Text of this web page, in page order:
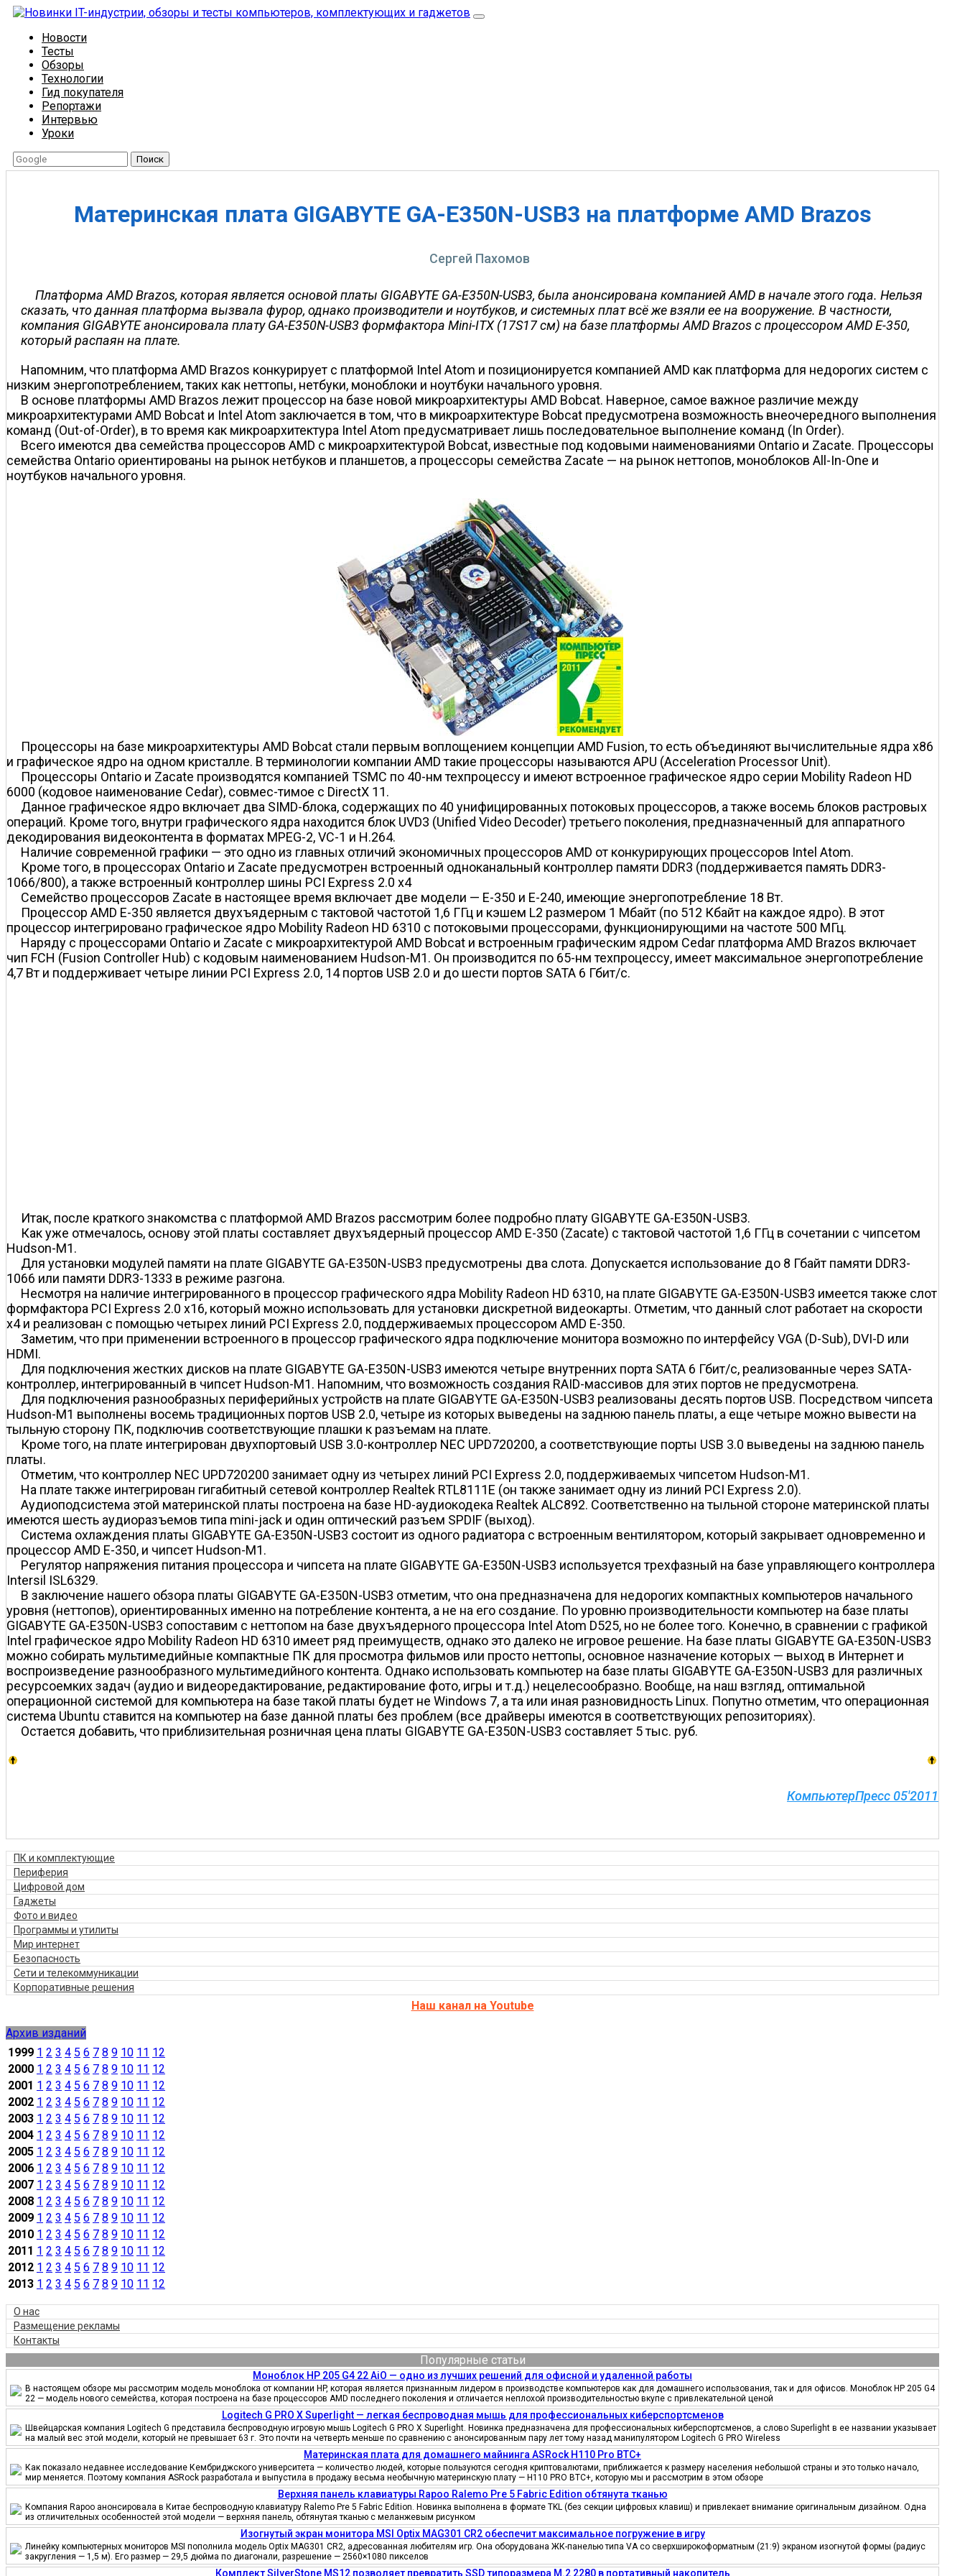
Новости
Тесты
Обзоры
Технологии
Гид покупателя
Репортажи
Интервью
Уроки
Поиск
Материнская плата GIGABYTE GA-E350N-USB3 на платформе AMD Brazos
Сергей Пахомов
Платформа AMD Brazos, которая является основой платы GIGABYTE GA-E350N-USB3, была анонсирована компанией AMD в начале этого года. Нельзя
сказать, что данная платформа вызвала фурор, однако производители и ноутбуков, и системных плат всё же взяли ее на вооружение. В частности,
компания GIGABYTE анонсировала плату GA-E350N-USB3 формфактора Mini-ITX (17Ѕ17 см) на базе платформы AMD Brazos с процессором AMD E-350,
который распаян на плате.
Напомним, что платформа AMD Brazos конкурирует с платформой Intel Atom и позиционируется компанией AMD как платформа для недорогих систем с
низким энергопотреблением, таких как неттопы, нетбуки, моноблоки и ноутбуки начального уровня.
В основе платформы AMD Brazos лежит процессор на базе новой микроархитектуры AMD Bobcat. Наверное, самое важное различие между
микроархитектурами AMD Bobcat и Intel Atom заключается в том, что в микроархитектуре Bobcat предусмотрена возможность внеочередного выполнения
команд (Out-of-Order), в то время как микроархитектура Intel Atom предусматривает лишь последовательное выполнение команд (In Order).
Всего имеются два семейства процессоров AMD с микроархитектурой Bobcat, известные под кодовыми наименованиями Ontario и Zacate. Процессоры
семейства Ontario ориентированы на рынок нетбуков и планшетов, а процессоры семейства Zacate — на рынок неттопов, моноблоков All-In-One и
ноутбуков начального уровня.
Процессоры на базе микроархитектуры AMD Bobcat стали первым воплощением концепции AMD Fusion, то есть объединяют вычислительные ядра x86
и графическое ядро на одном кристалле. В терминологии компании AMD такие процессоры называются APU (Acceleration Processor Unit).
Процессоры Ontario и Zacate производятся компанией TSMC по 40-нм техпроцессу и имеют встроенное графическое ядро серии Mobility Radeon HD
6000 (кодовое наименование Cedar), совмес-тимое с DirectX 11.
Данное графическое ядро включает два SIMD-блока, содержащих по 40 унифицированных потоковых процессоров, а также восемь блоков растровых
операций. Кроме того, внутри графического ядра находится блок UVD3 (Unified Video Decoder) третьего поколения, предназначенный для аппаратного
декодирования видеоконтента в форматах MPEG-2, VC-1 и H.264.
Наличие современной графики — это одно из главных отличий экономичных процессоров AMD от конкурирующих процессоров Intel Atom.
Кроме того, в процессорах Ontario и Zacate предусмотрен встроенный одноканальный контроллер памяти DDR3 (поддерживается память DDR3-
1066/800), а также встроенный контроллер шины PCI Express 2.0 x4
Семейство процессоров Zacate в настоящее время включает две модели — E-350 и E-240, имеющие энергопотребление 18 Вт.
Процессор AMD E-350 является двухъядерным с тактовой частотой 1,6 ГГц и кэшем L2 размером 1 Мбайт (по 512 Кбайт на каждое ядро). В этот
процессор интегрировано графическое ядро Mobility Radeon HD 6310 c потоковыми процессорами, функционирующими на частоте 500 МГц.
Наряду с процессорами Ontario и Zacate с микроархитектурой AMD Bobcat и встроенным графическим ядром Cedar платформа AMD Brazos включает
чип FCH (Fusion Controller Hub) с кодовым наименованием Hudson-M1. Он производится по 65-нм техпроцессу, имеет максимальное энергопотребление
4,7 Вт и поддерживает четыре линии PCI Express 2.0, 14 портов USB 2.0 и до шести портов SATA 6 Гбит/с.
Итак, после краткого знакомства с платформой AMD Brazos рассмотрим более подробно плату GIGABYTE GA-E350N-USB3.
Как уже отмечалось, основу этой платы составляет двухъядерный процессор AMD E-350 (Zacate) c тактовой частотой 1,6 ГГц в сочетании с чипсетом
Hudson-M1.
Для установки модулей памяти на плате GIGABYTE GA-E350N-USB3 предусмотрены два слота. Допускается использование до 8 Гбайт памяти DDR3-
1066 или памяти DDR3-1333 в режиме разгона.
Несмотря на наличие интегрированного в процессор графического ядра Mobility Radeon HD 6310, на плате GIGABYTE GA-E350N-USB3 имеется также слот
формфактора PCI Express 2.0 x16, который можно использовать для установки дискретной видеокарты. Отметим, что данный слот работает на скорости
x4 и реализован с помощью четырех линий PCI Express 2.0, поддерживаемых процессором AMD E-350.
Заметим, что при применении встроенного в процессор графического ядра подключение монитора возможно по интерфейсу VGA (D-Sub), DVI-D или
HDMI.
Для подключения жестких дисков на плате GIGABYTE GA-E350N-USB3 имеются четыре внутренних порта SATA 6 Гбит/с, реализованные через SATA-
контроллер, интегрированный в чипсет Hudson-M1. Напомним, что возможность создания RAID-массивов для этих портов не предусмотрена.
Для подключения разнообразных периферийных устройств на плате GIGABYTE GA-E350N-USB3 реализованы десять портов USB. Посредством чипсета
Hudson-M1 выполнены восемь традиционных портов USB 2.0, четыре из которых выведены на заднюю панель платы, а еще четыре можно вывести на
тыльную сторону ПК, подключив соответствующие плашки к разъемам на плате.
Кроме того, на плате интегрирован двухпортовый USB 3.0-контроллер NEC UPD720200, а соответствующие порты USB 3.0 выведены на заднюю панель
платы.
Отметим, что контроллер NEC UPD720200 занимает одну из четырех линий PCI Express 2.0, поддерживаемых чипсетом Hudson-M1.
На плате также интегрирован гигабитный сетевой контроллер Realtek RTL8111E (он также занимает одну из линий PCI Express 2.0).
Аудиоподсистема этой материнской платы построена на базе HD-аудиокодека Realtek ALC892. Соответственно на тыльной стороне материнской платы
имеются шесть аудиоразъемов типа mini-jack и один оптический разъем SPDIF (выход).
Система охлаждения платы GIGABYTE GA-E350N-USB3 состоит из одного радиатора с встроенным вентилятором, который закрывает одновременно и
процессор AMD E-350, и чипсет Hudson-M1.
Регулятор напряжения питания процессора и чипсета на плате GIGABYTE GA-E350N-USB3 используется трехфазный на базе управляющего контроллера
Intersil ISL6329.
В заключение нашего обзора платы GIGABYTE GA-E350N-USB3 отметим, что она предназначена для недорогих компактных компьютеров начального
уровня (неттопов), ориентированных именно на потребление контента, а не на его создание. По уровню производительности компьютер на базе платы
GIGABYTE GA-E350N-USB3 сопоставим с неттопом на базе двухъядерного процессора Intel Atom D525, но не более того. Конечно, в сравнении с графикой
Intel графическое ядро Mobility Radeon HD 6310 имеет ряд преимуществ, однако это далеко не игровое решение. На базе платы GIGABYTE GA-E350N-USB3
можно собирать мультимедийные компактные ПК для просмотра фильмов или просто неттопы, основное назначение которых — выход в Интернет и
воспроизведение разнообразного мультимедийного контента. Однако использовать компьютер на базе платы GIGABYTE GA-E350N-USB3 для различных
ресурсоемких задач (аудио­ и видеоредактирование, редактирование фото, игры и т.д.) нецелесообразно. Вообще, на наш взгляд, оптимальной
операционной системой для компьютера на базе такой платы будет не Windows 7, а та или иная разновидность Linux. Попутно отметим, что операционная
система Ubuntu ставится на компьютер на базе данной платы без проблем (все драйверы имеются в соответствующих репозиториях).
Остается добавить, что приблизительная розничная цена платы GIGABYTE GA-E350N-USB3 составляет 5 тыс. руб.
КомпьютерПресс 05'2011
ПК и комплектующие
Периферия
Цифровой дом
Гаджеты
Фото и видео
Программы и утилиты
Мир интернет
Безопасность
Сети и телекоммуникации
Корпоративные решения
Наш канал на Youtube
Архив изданий
1999 1 2 3 4 5 6 7 8 9 10 11 12
2000 1 2 3 4 5 6 7 8 9 10 11 12
2001 1 2 3 4 5 6 7 8 9 10 11 12
2002 1 2 3 4 5 6 7 8 9 10 11 12
2003 1 2 3 4 5 6 7 8 9 10 11 12
2004 1 2 3 4 5 6 7 8 9 10 11 12
2005 1 2 3 4 5 6 7 8 9 10 11 12
2006 1 2 3 4 5 6 7 8 9 10 11 12
2007 1 2 3 4 5 6 7 8 9 10 11 12
2008 1 2 3 4 5 6 7 8 9 10 11 12
2009 1 2 3 4 5 6 7 8 9 10 11 12
2010 1 2 3 4 5 6 7 8 9 10 11 12
2011 1 2 3 4 5 6 7 8 9 10 11 12
2012 1 2 3 4 5 6 7 8 9 10 11 12
2013 1 2 3 4 5 6 7 8 9 10 11 12
О нас
Размещение рекламы
Контакты
Популярные статьи
Моноблок HP 205 G4 22 AiO — одно из лучших решений для офисной и удаленной работы
В настоящем обзоре мы рассмотрим модель моноблока от компании HP, которая является признанным лидером в производстве компьютеров как для домашнего использования, так и для офисов. Моноблок HP 205 G4
22 — модель нового семейства, которая построена на базе процессоров AMD последнего поколения и отличается неплохой производительностью вкупе с привлекательной ценой
Logitech G PRO X Superlight — легкая беспроводная мышь для профессиональных киберспортсменов
Швейцарская компания Logitech G представила беспроводную игровую мышь Logitech G PRO X Superlight. Новинка предназначена для профессиональных киберспортсменов, а слово Superlight в ее названии указывает
на малый вес этой модели, который не превышает 63 г. Это почти на четверть меньше по сравнению с анонсированным пару лет тому назад манипулятором Logitech G PRO Wireless
Материнская плата для домашнего майнинга ASRock H110 Pro BTC+
Как показало недавнее исследование Кембриджского университета — количество людей, которые пользуются сегодня криптовалютами, приближается к размеру населения небольшой страны и это только начало,
мир меняется. Поэтому компания ASRock разработала и выпустила в продажу весьма необычную материнскую плату — H110 PRO BTC+, которую мы и рассмотрим в этом обзоре
Верхняя панель клавиатуры Rapoo Ralemo Pre 5 Fabric Edition обтянута тканью
Компания Rapoo анонсировала в Китае беспроводную клавиатуру Ralemo Pre 5 Fabric Edition. Новинка выполнена в формате TKL (без секции цифровых клавиш) и привлекает внимание оригинальным дизайном. Одна
из отличительных особенностей этой модели — верхняя панель, обтянутая тканью с меланжевым рисунком
Изогнутый экран монитора MSI Optix MAG301 CR2 обеспечит максимальное погружение в игру
Линейку компьютерных мониторов MSI пополнила модель Optix MAG301 CR2, адресованная любителям игр. Она оборудована ЖК-панелью типа VA со сверхширокоформатным (21:9) экраном изогнутой формы (радиус
закругления — 1,5 м). Его размер — 29,5 дюйма по диагонали, разрешение — 2560×1080 пикселов
Комплект SilverStone MS12 позволяет превратить SSD типоразмера M.2 2280 в портативный накопитель